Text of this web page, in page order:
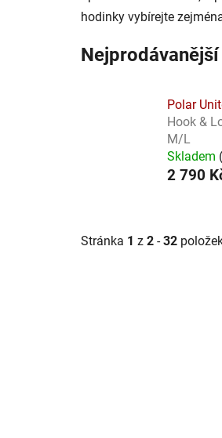
hodinky vybírejte
Nejprodávanější
Polar
Hook &
M/L
Skladem (
2 790
Stránka 1 z 2 -32